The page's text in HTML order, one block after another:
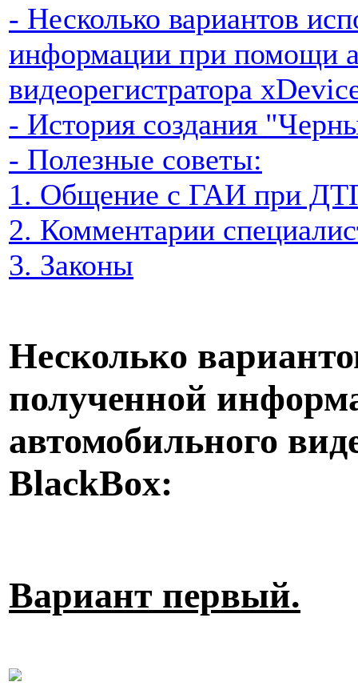
- Несколько вариантов
информации при помощи
видеорегистратора
- История создания
- Полезные советы:
1. Общение с ГАИ при
2. Комментарии
3. Законы
Несколько
полученной
автомобильного
BlackBox:
Вариант первый.